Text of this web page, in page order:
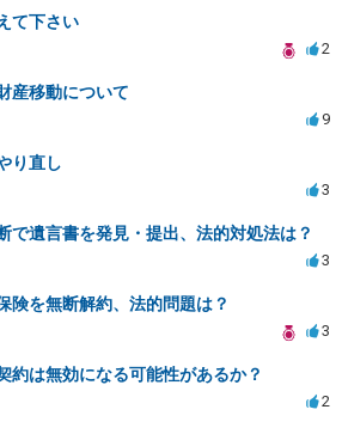
て下さい
2
産移動について
9
り直し
3
で遺言書を発見・提出、法的対処法は？
3
険を無断解約、法的問題は？
3
約は無効になる可能性があるか？
2